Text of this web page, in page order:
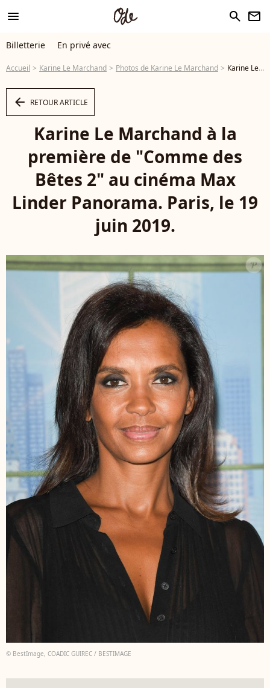
menu search newsletter
Billetterie En privé avec
Accueil Karine Le Marchand Photos de Karine Le Marchand Karine Le Marchand à la première de "Comme des Bêtes 2" au cinéma Max Linder Panorama. Paris, le 19 juin 2019. © Guirec Coadic/Bestimage - Photo
arrow_left RETOUR ARTICLE
Karine Le Marchand à la
première de "Comme des
Bêtes 2" au cinéma Max
Linder Panorama. Paris, le 19
juin 2019.
© BestImage, COADIC GUIREC / BESTIMAGE